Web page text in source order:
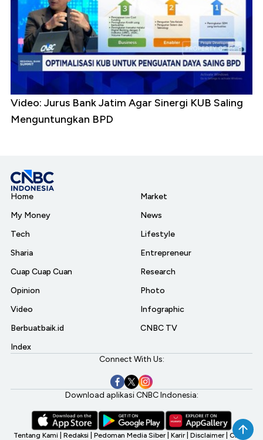
Video: Jurus Bank Jatim Agar Sinergi KUB Saling
Menguntungkan BPD
Home
My Money
Tech
Sharia
Cuap Cuap Cuan
Opinion
Video
Berbuatbaik.id
Index
Market
News
Lifestyle
Entrepreneur
Research
Photo
Infographic
CNBC TV
Connect With Us:
Download aplikasi CNBC Indonesia:
Tentang Kami Redaksi Pedoman Media Siber Karir Disclaimer CNBC